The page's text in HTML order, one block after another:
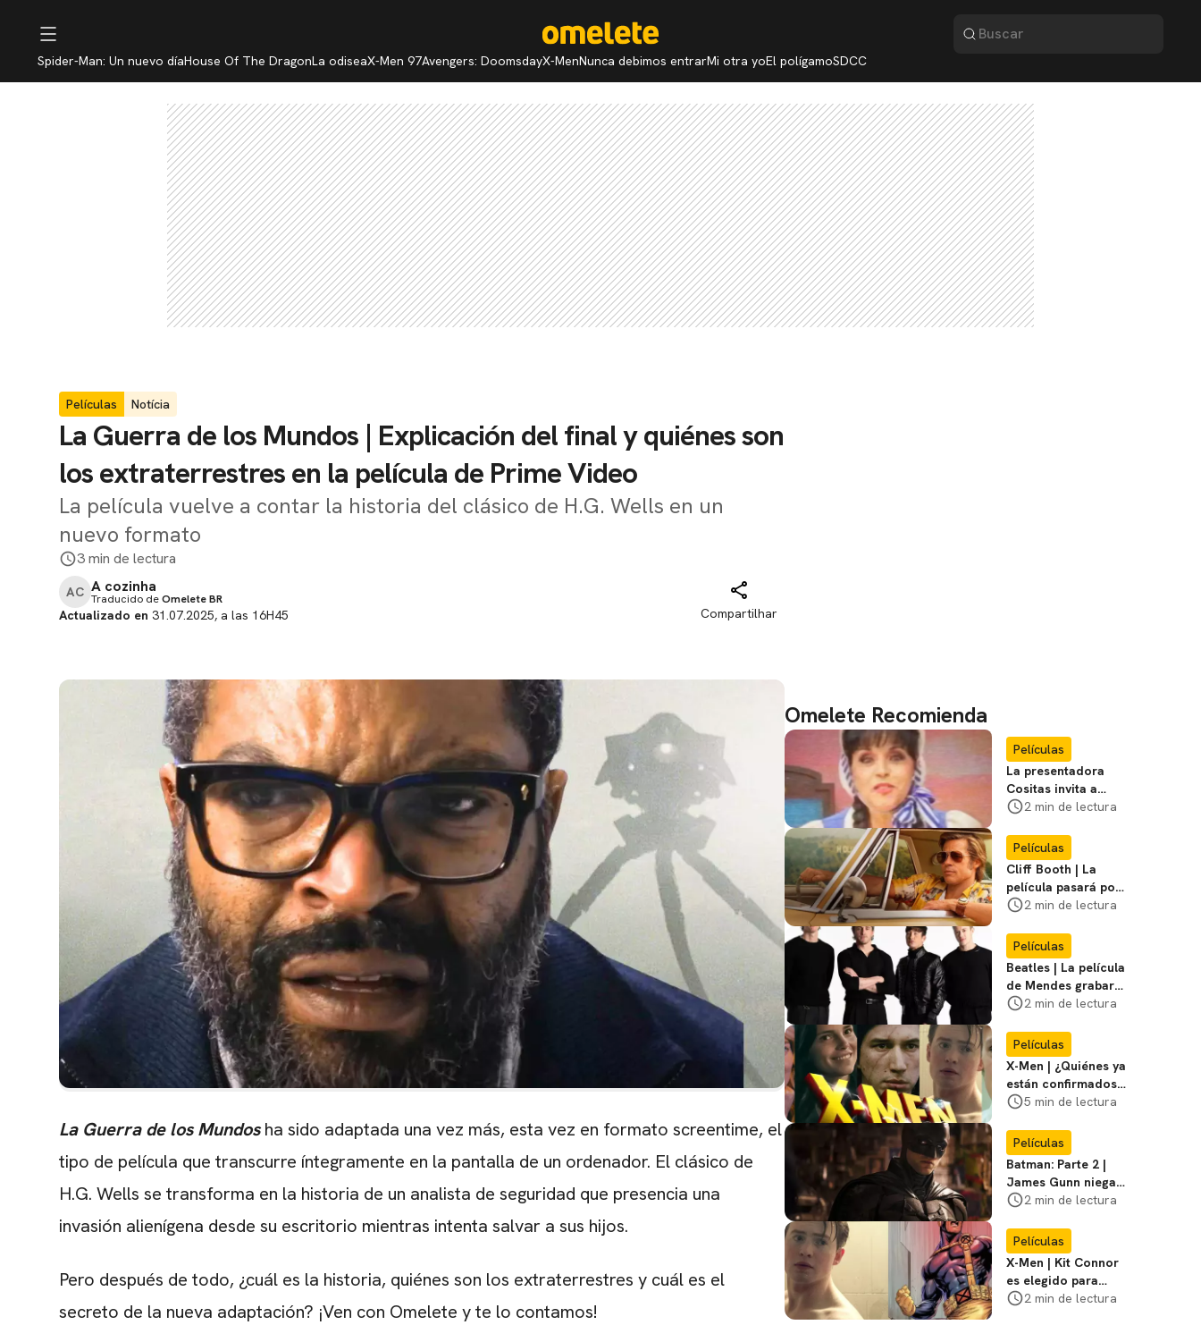
Spider-Man: Un nuevo díaHouse Of The DragonLa odiseaX-Men 97Avengers: DoomsdayX-MenNunca debimos entrarMi otra yoEl polígamoSDCC
Películas Notícia
La Guerra de los Mundos | Explicación del final y quiénes son
los extraterrestres en la película de Prime Video
La película vuelve a contar la historia del clásico de H.G. Wells en un
nuevo formato
3 min de lectura
AC A cozinha
Traducido deOmelete BR
Actualizado en 31.07.2025, a las 16H45 Compartilhar
La Guerra de los Mundosha sido adaptada una vez más, esta vez en formato screentime, el
tipo de película que transcurre íntegramente en la pantalla de un ordenador. El clásico de
H.G. Wells se transforma en la historia de un analista de seguridad que presencia una
invasión alienígena desde su escritorio mientras intenta salvar a sus hijos.
Pero después de todo, ¿cuál es la historia, quiénes son los extraterrestres y cuál es el
secreto de la nueva adaptación? ¡Ven con Omelete y te lo contamos!
Omelete Recomienda
Películas
La presentadora
Cositas invita a
visitar el
Miasma
2 min de lectura
Películas
Cliff Booth | La
película pasará por
nuevas filmaciones
2 min de lectura
Películas
Beatles | La película
de Mendes grabará
escenas en la
2 min de lectura
Películas
X-Men | ¿Quiénes ya
están confirmados
en la película de
favoritos
5 min de lectura
Películas
Batman: Parte 2 |
James Gunn niega
que se filme la parte
2 min de lectura
Películas
X-Men | Kit Connor
es elegido para
interpretar a
2 min de lectura